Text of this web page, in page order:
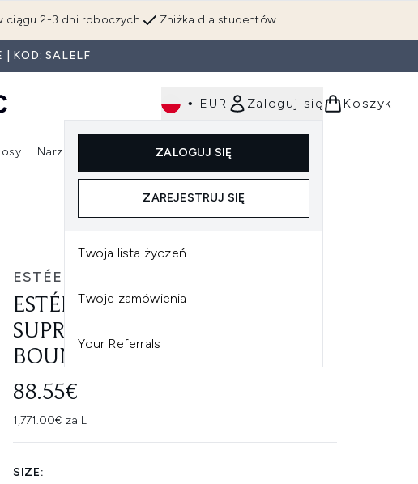
Zniżka dla studentów
ciągu 2-3 dni roboczych
| KOD: SALELF
• EUR Zaloguj się
ZALOGUJ SIĘ
ZAREJESTRUJ SIĘ
Twoja lista życzeń
Twoje zamówienia
Your Referrals
Koszyk
twarzy)
podmenu (Nowości)Wejdź do podmenu (Makijaż) Wejdź do podmenu (Włosy)
Narzędzia
Wejdź do podmenu (Narzędzia)
Dla mężczyzn
ESTÉE LAUDER
ESTÉE LAUDER REVITALISING
SUPREME+ NIGHT POWER
BOUNCE CREAM REFILL 50ML
88.55€
1,771.00€ za L
SIZE: